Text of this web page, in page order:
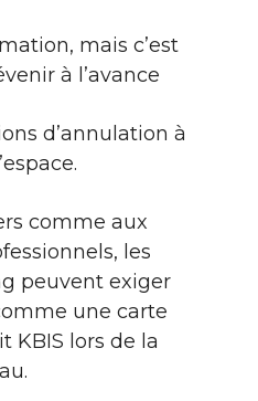
mais c’est
à l’avance
d’annulation à
comme aux
les
peuvent exiger
une carte
KBIS lors de la